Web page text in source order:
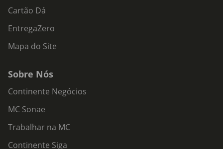
Cartão Dá
EntregaZero
Mapa do Site
Sobre Nós
Continente Negócios
MC Sonae
Trabalhar na MC
Continente Siga